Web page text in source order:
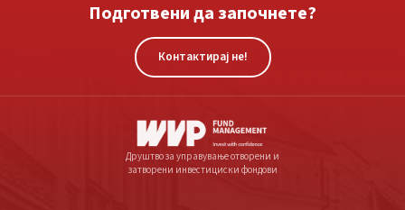
Подготвени да започнете?
Контактирај не!
Друштво за управување отворени и
затворени инвестициски фондови